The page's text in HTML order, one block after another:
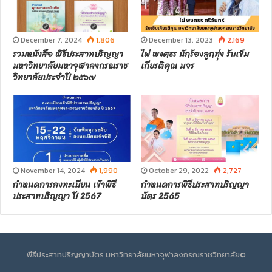
December 7, 2024 1,806
รวมหนังสือ พิธีประสาทปริญญา
มหาวิทยาลัยมหาจุฬาลงกรณราช
วิทยาลัยประจำปี ๒๕๖๗
December 13, 2023 2,169
ไผ่ พงศธร นักร้องลูกทุ่ง รับเข็ม
เกียรติคุณ มจร
November 14, 2024 1,990
กำหนดการลงทะเบียน เข้าพิธี
ประสาทปริญญา ปี 2567
October 29, 2022 2,727
กำหนดการพิธีประสาทปริญญา
บัตร 2565
พีธีประสาทปริญญาบัตร มหาวิทยาลัยมหาจุฬาลงกรณราชวิทยาลัย©